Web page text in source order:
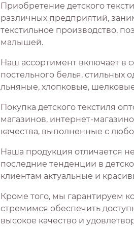
Приобретение детского
различных предприятий,
текстильное производство,
малышей.
Наш ассортимент включает в
постельного белья, стильных
льняные, хлопковые,
Покупка детского текстиля
магазинов, интернет-
качества, выполненные с
Наша продукция отличается
последние тенденции в
клиентам актуальные и
Кроме того, мы гарантируем
стремимся обеспечить
высокое качество и